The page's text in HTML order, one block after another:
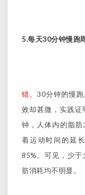
5.每天30分钟慢跑
错。 30分钟的慢
效却甚微，实践证
钟，人体内的脂
着运动时间的延
85% 。可见，少于
肪消耗均不明显。